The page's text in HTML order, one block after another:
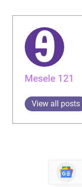
Mesele 121
View all posts